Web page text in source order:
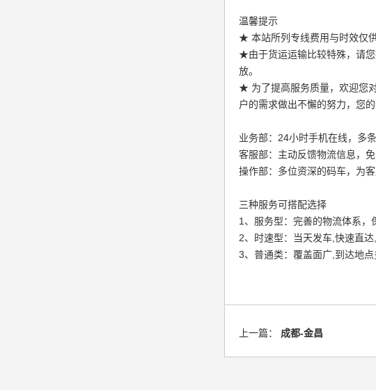
温馨提示
★ 本站所列专线费用与时效仅
★由于货运运输比较特殊，请
放。
★ 为了提高服务质量，欢迎您
户的需求做出不懈的努力，您
业务部：24小时手机在线，多
客服部：主动反馈物流信息，
操作部：多位资深的码车，为
三种服务可搭配选择
1、服务型：完善的物流体系，
2、时速型：当天发车,快速直达
3、普通类：覆盖面广,到达地
上一篇： 成都-金昌